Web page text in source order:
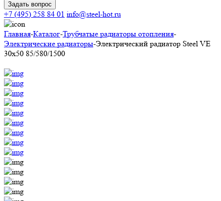
Задать вопрос
+7 (495) 258 84 01 info@steel-hot.ru
Главная-Каталог-Трубчатые радиаторы отопления-
Электрические радиаторы-Электрический радиатор Steel VE
30х50 85/580/1500